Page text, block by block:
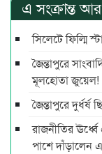
এ সংক্রান্ত
সিলেটে ফিল্মি
জৈন্তাপুরে
মূলহোতা জুয়েল!
জৈন্তাপুরে
রাজনীতির
পাশে দাঁড়ালেন